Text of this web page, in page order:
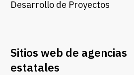
Desarrollo de Proyectos
Sitios web de agencias
estatales